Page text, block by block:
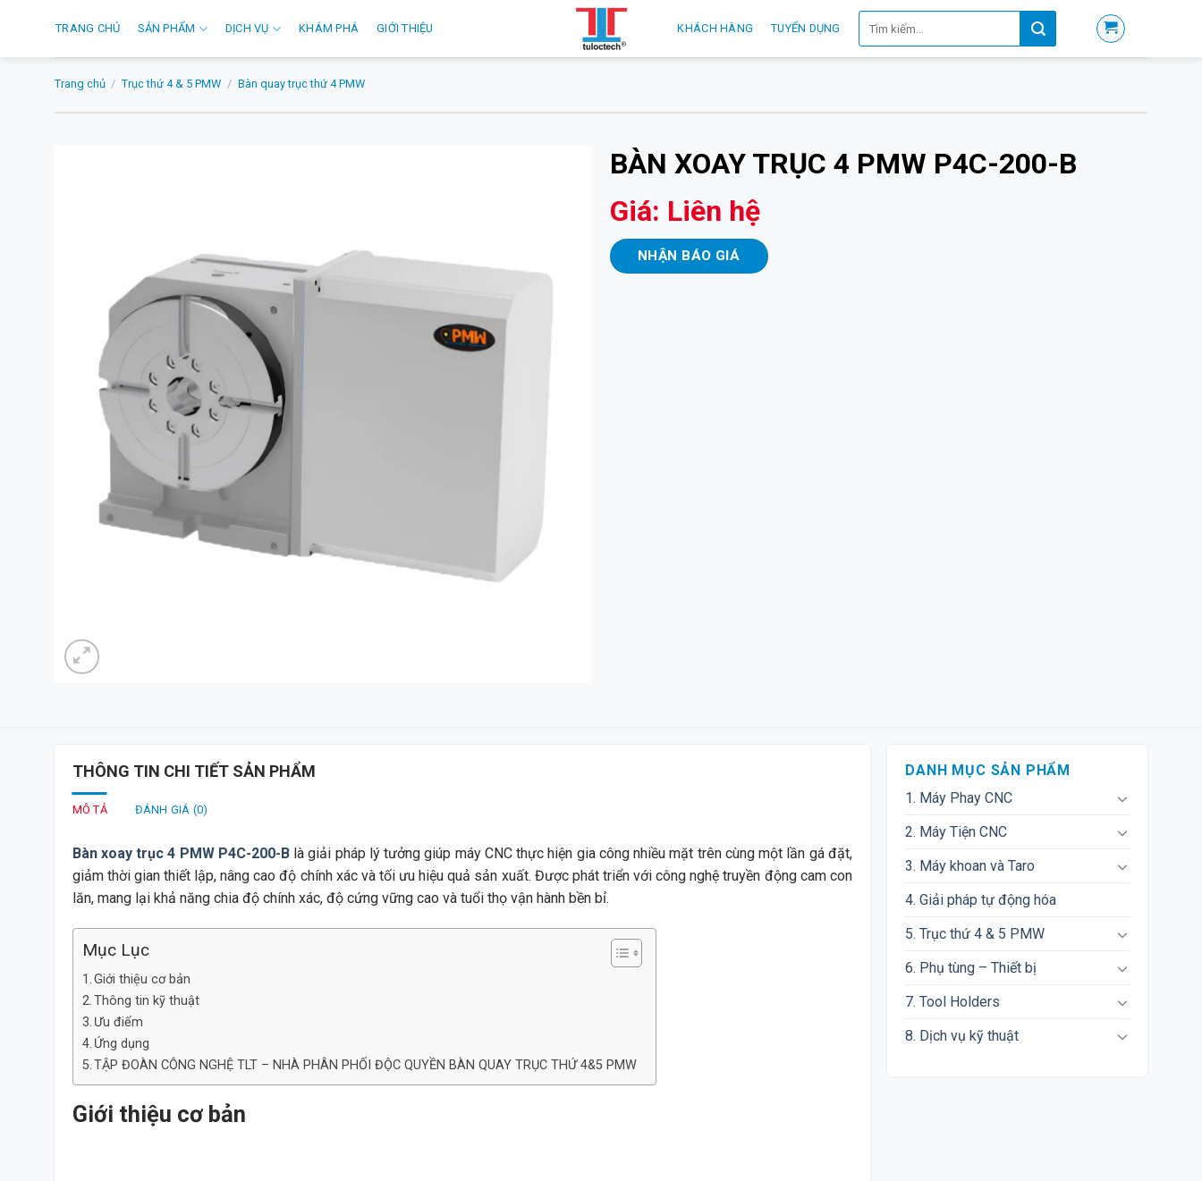
content
TRANG CHỦ SẢN PHẨM DỊCH VỤ KHÁM PHÁ GIỚI THIỆU KHÁCH HÀNG TUYỂN DỤNG
kiếm:
Trang chủ / Trục thứ 4 & 5 PMW / Bàn quay trục thứ 4 PMW
BÀN XOAY TRỤC 4 PMW P4C-200-B
Giá: Liên hệ
NHẬN BÁO GIÁ
THÔNG TIN CHI TIẾT SẢN PHẨM
MÔ TẢ ĐÁNH GIÁ (0)
Bàn xoay trục 4 PMW P4C-200-Blà giải pháp lý tưởng giúp máy CNC thực hiện gia công nhiều mặt trên cùng một lần gá đặt,
giảm thời gian thiết lập, nâng cao độ chính xác và tối ưu hiệu quả sản xuất. Được phát triển với công nghệ truyền động cam con
lăn, mang lại khả năng chia độ chính xác, độ cứng vững cao và tuổi thọ vận hành bền bỉ.
Mục Lục
Giới thiệu cơ bản
Thông tin kỹ thuật
Ưu điểm
Ứng dụng
TẬP ĐOÀN CÔNG NGHỆ TLT – NHÀ PHÂN PHỐI ĐỘC QUYỀN BÀN QUAY TRỤC THỨ 4&5 PMW
Giới thiệu cơ bản
DANH MỤC SẢN PHẨM
1. Máy Phay CNC
2. Máy Tiện CNC
3. Máy khoan và Taro
4. Giải pháp tự động hóa
5. Trục thứ 4 & 5 PMW
6. Phụ tùng – Thiết bị
7. Tool Holders
8. Dịch vụ kỹ thuật